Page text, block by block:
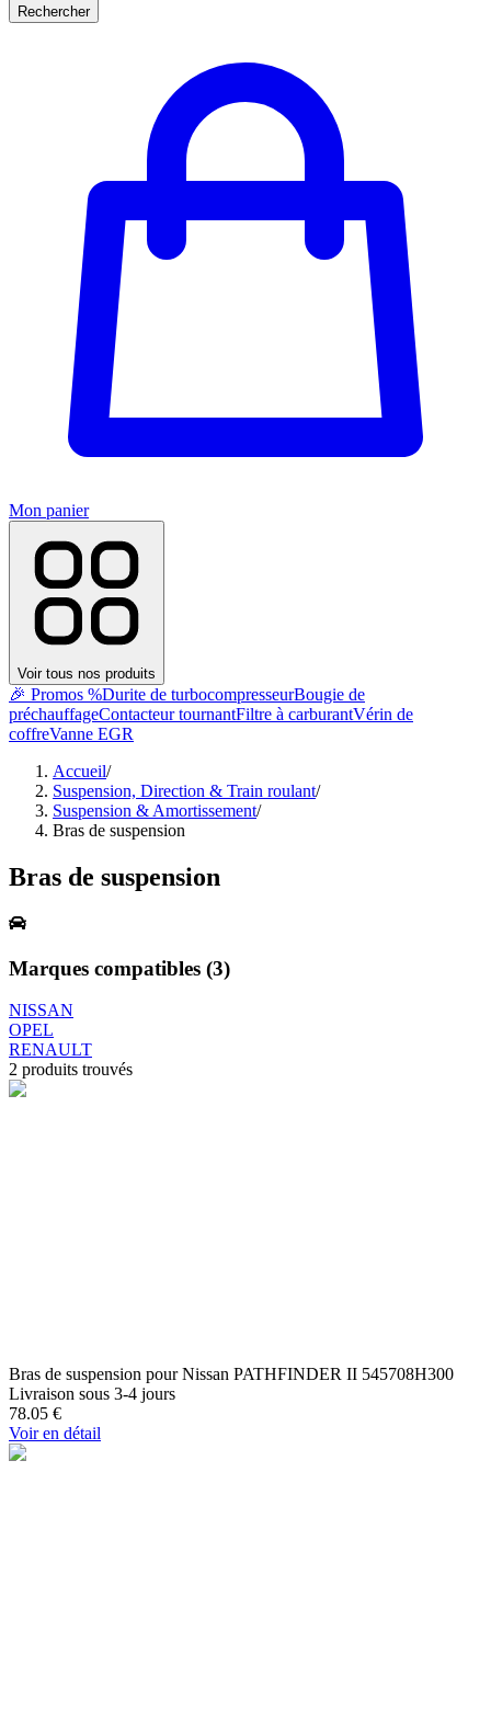
Rechercher
Mon panier
Voir tous nos produits
🎉 Promos %Durite de turbocompresseurBougie de
préchauffageContacteur tournantFiltre à carburantVérin de
coffreVanne EGR
Accueil/
Suspension, Direction & Train roulant/
Suspension & Amortissement/
Bras de suspension
Bras de suspension
Marques compatibles (3)
NISSAN
OPEL
RENAULT
2 produits trouvés
Bras de suspension pour Nissan PATHFINDER II 545708H300
Livraison sous 3-4 jours
78.05 €
Voir en détail